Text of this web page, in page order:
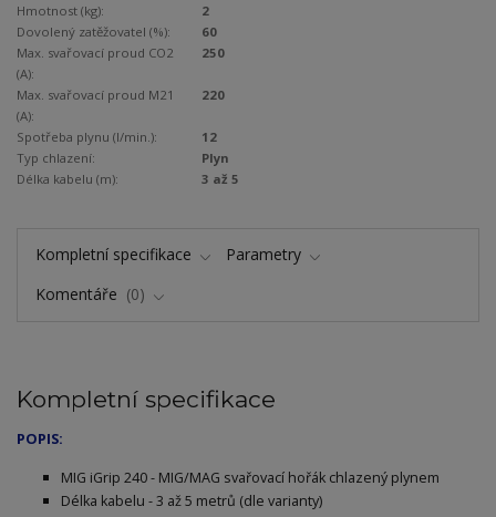
Hmotnost (kg):
2
Dovolený zatěžovatel (%):
60
Max. svařovací proud CO2
(A):
250
Max. svařovací proud M21
(A):
220
Spotřeba plynu (l/min.):
12
Typ chlazení:
Plyn
Délka kabelu (m):
3 až 5
Kompletní specifikace
Parametry
Komentáře
0
Kompletní specifikace
POPIS:
MIG iGrip 240 - MIG/MAG svařovací hořák chlazený plynem
Délka kabelu - 3 až 5 metrů (dle varianty)